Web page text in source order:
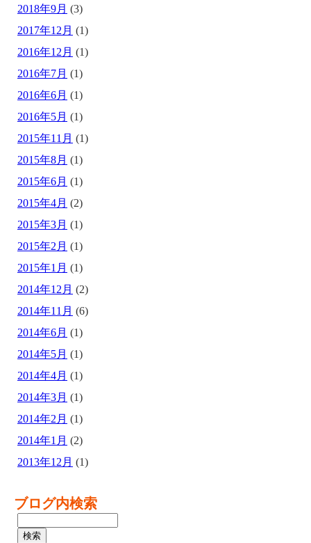
2018年9月 (3)
2017年12月 (1)
2016年12月 (1)
2016年7月 (1)
2016年6月 (1)
2016年5月 (1)
2015年11月 (1)
2015年8月 (1)
2015年6月 (1)
2015年4月 (2)
2015年3月 (1)
2015年2月 (1)
2015年1月 (1)
2014年12月 (2)
2014年11月 (6)
2014年6月 (1)
2014年5月 (1)
2014年4月 (1)
2014年3月 (1)
2014年2月 (1)
2014年1月 (2)
2013年12月 (1)
ブログ内検索